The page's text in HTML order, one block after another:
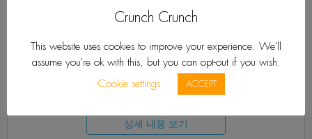
해 보세요!
상세 내용 보기
Crunch Crunch
This website uses cookies to improve your experience. We'll
assume you're ok with this, but you can opt-out if you wish.
Cookie settings
ACCEPT